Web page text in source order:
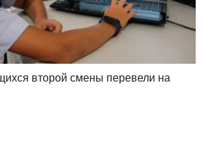
второй смены перевели на